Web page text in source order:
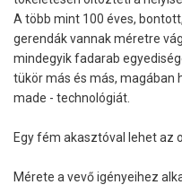
A több mint 100 éves,
gerendák vannak méretre
mindegyik fadarab
tükör más és más, magában
made - technológiát.
Egy fém akasztóval lehet az
Mérete a vevő igényeihez